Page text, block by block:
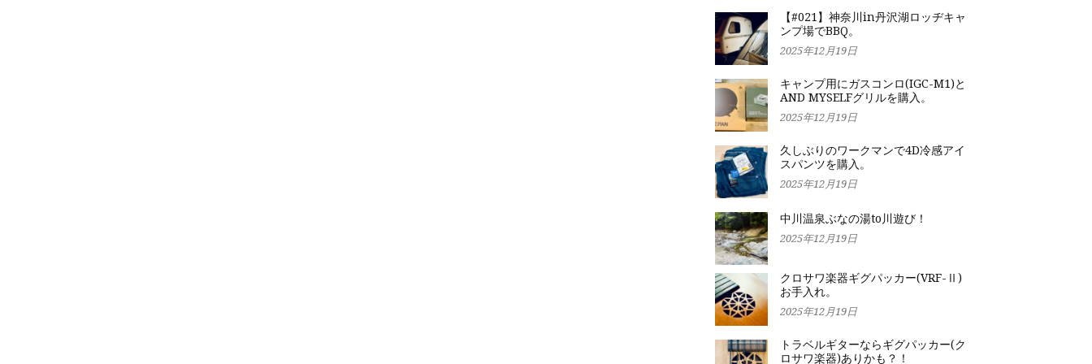
【#021】神奈川in丹沢湖ロッヂキャ
ンプ場でBBQ。
2025年12月19日
キャンプ用にガスコンロ(IGC-M1)と
AND MYSELFグリルを購入。
2025年12月19日
久しぶりのワークマンで4D冷感アイ
スパンツを購入。
2025年12月19日
中川温泉ぶなの湯to川遊び！
2025年12月19日
クロサワ楽器ギグパッカー(VRF-Ⅱ)
お手入れ。
2025年12月19日
トラベルギターならギグパッカー(ク
ロサワ楽器)ありかも？！